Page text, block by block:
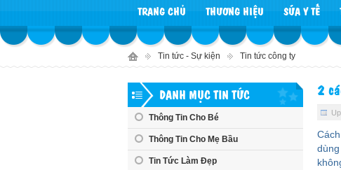
TRANG CHỦ THƯƠNG HIỆU SỮA Y TẾ
Tin tức - Sự kiện Tin tức công ty
DANH MỤC TIN TỨC
Thông Tin Cho Bé
Thông Tin Cho Mẹ Bầu
Tin Tức Làm Đẹp
2